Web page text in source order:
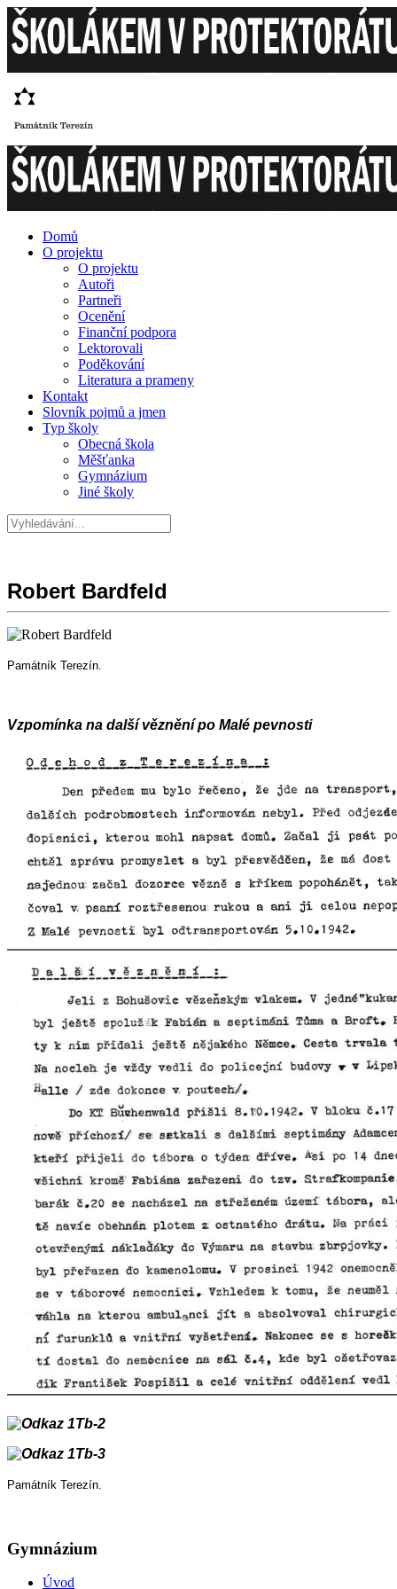
Domů
O projektu
O projektu
Autoři
Partneři
Ocenění
Finanční podpora
Lektorovali
Poděkování
Literatura a prameny
Kontakt
Slovník pojmů a jmen
Typ školy
Obecná škola
Měšťanka
Gymnázium
Jiné školy
Robert Bardfeld
Památník Terezín.
Vzpomínka na další věznění po Malé pevnosti
Památník Terezín.
Gymnázium
Úvod